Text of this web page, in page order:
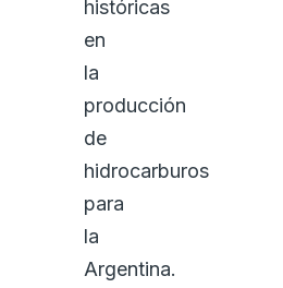
históricas
en
la
producción
de
hidrocarburos
para
la
Argentina.